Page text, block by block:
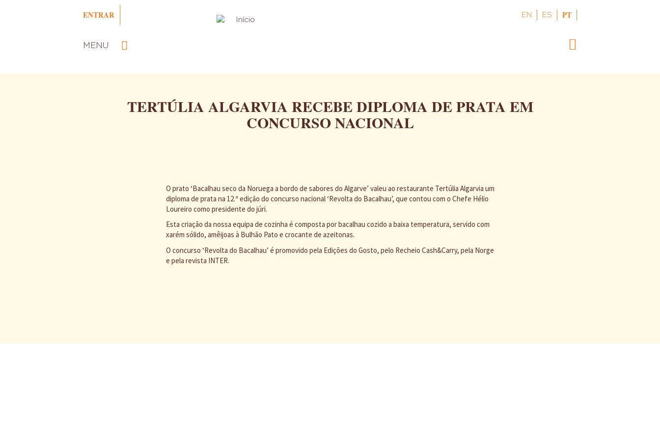
ENTRAR
MENU
PT
ES
EN
TERTÚLIA ALGARVIA RECEBE DIPLOMA DE PRATA EM
CONCURSO NACIONAL
O prato ‘Bacalhau seco da Noruega a bordo de sabores do Algarve’ valeu ao restaurante Tertúlia Algarvia um
diploma de prata na 12.ª edição do concurso nacional ‘Revolta do Bacalhau’, que contou com o Chefe Hélio
Loureiro como presidente do júri.
Esta criação da nossa equipa de cozinha é composta por bacalhau cozido a baixa temperatura, servido com
xarém sólido, amêijoas à Bulhão Pato e crocante de azeitonas.
O concurso ‘Revolta do Bacalhau’ é promovido pela Edições do Gosto, pelo Recheio Cash&Carry, pela Norge
e pela revista INTER.